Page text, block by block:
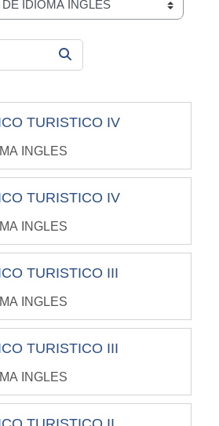
BUSCAR CURSOS
TURISTICO IV
INGLES
TURISTICO IV
INGLES
TURISTICO III
INGLES
TURISTICO III
INGLES